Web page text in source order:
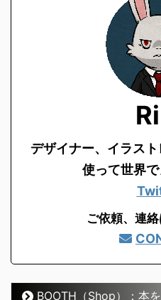
デザイナー、イラスト
使って世界で
ご依頼、連
BOOTH（Shop）：本